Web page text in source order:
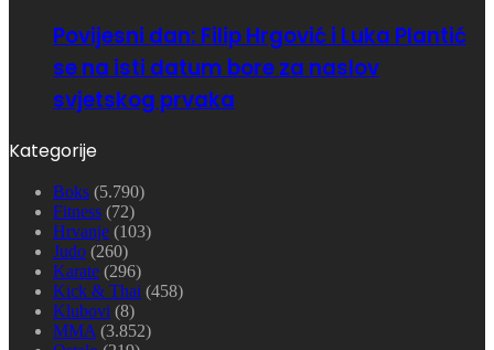
Povijesni dan: Filip Hrgović i Luka Plantić
se na isti datum bore za naslov
svjetskog prvaka
Kategorije
Boks (5.790)
Fitness (72)
Hrvanje (103)
Judo (260)
Karate (296)
Kick & Thai (458)
Klubovi (8)
MMA (3.852)